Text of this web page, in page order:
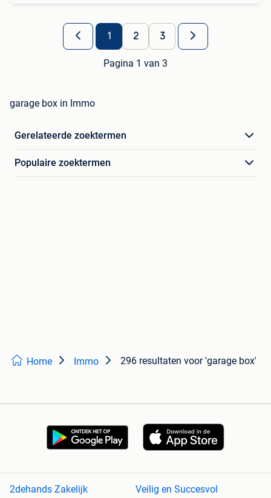
1 2 3
Pagina 1 van 3
garage box in Immo
Gerelateerde zoektermen
Populaire zoektermen
Home Immo 296 resultaten voor 'garage box'
2dehands Zakelijk Veilig en Succesvol